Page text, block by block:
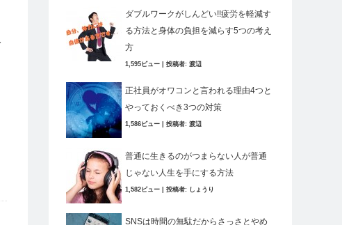
ダブルワークがしんどい!!疲労を軽減す
る方法と身体の負担を減らす5つの考え
方
1,595ビュー 投稿者: 渡辺
正社員がオワコンと言われる理由4つと
やっておくべき3つの対策
1,586ビュー 投稿者: 渡辺
普通に生きるのがつまらない人が普通
じゃない人生を手にする方法
1,582ビュー 投稿者: しょうり
SNSは時間の無駄だからさっさとやめ